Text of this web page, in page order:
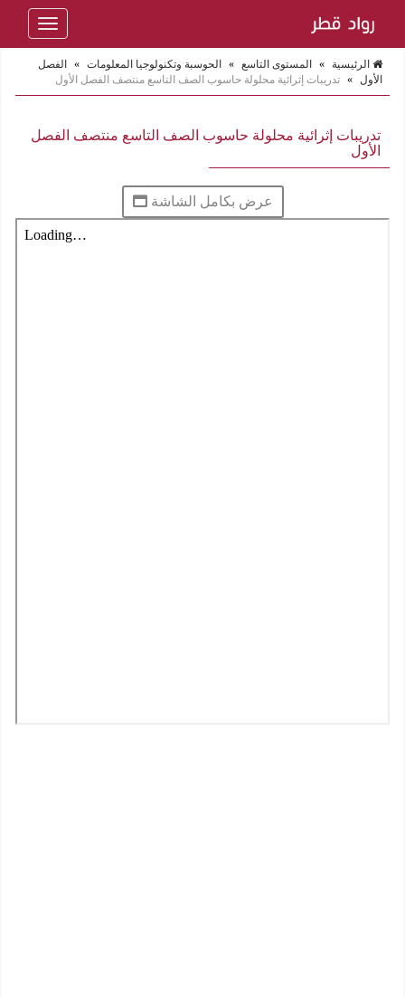
Toggle
الرئيسية » المستوى التاسع » الحوسبة وتكنولوجيا المعلومات »
الفصل
الأول » تدريبات إثرائية محلولة حاسوب الصف التاسع منتصف الفصل الأول
تدريبات إثرائية محلولة حاسوب الصف التاسع منتصف الفصل
الأول
عرض بكامل الشاشة